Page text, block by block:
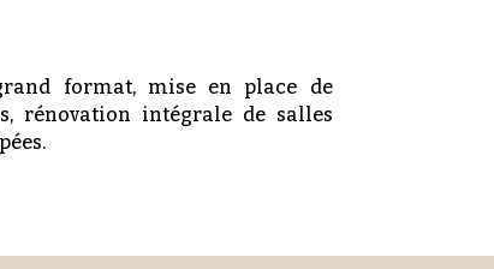
format, mise en place de
rénovation intégrale de salles